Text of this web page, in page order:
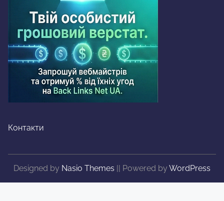
Контакти
Designed by Nasio Themes || Powered by WordPress